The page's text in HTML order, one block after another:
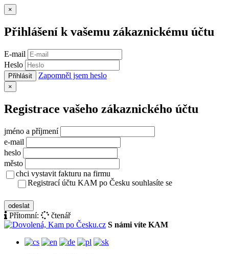
×
Přihlášení k vašemu zákaznickému účtu
E-mail
Heslo
Přihlásit Zapomněl jsem heslo
×
Registrace vašeho zákaznického účtu
jméno a příjmení
e-mail
heslo
město
chci vystavit fakturu na firmu
Registrací účtu KAM po Česku souhlasíte se
odeslat
Přítomní:
čtenář
S námi víte KAM